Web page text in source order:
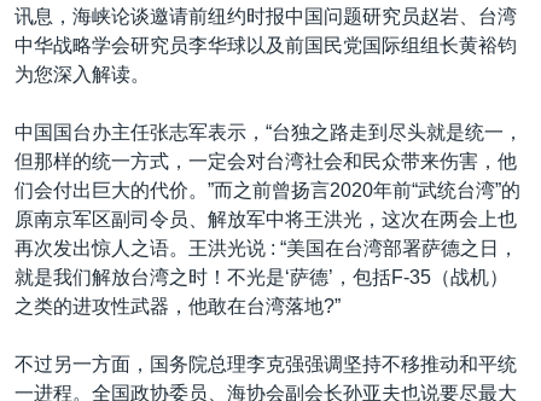
台海两岸关系
南中国海争端
关注新疆
GEN Z 看美国
其他语言网站
讯息，海峡论谈邀请前纽约时报中国问题研究员赵岩、台湾
中华战略学会研究员李华球以及前国民党国际组组长黄裕钧
为您深入解读。
中国国台办主任张志军表示，“台独之路走到尽头就是统一，
但那样的统一方式，一定会对台湾社会和民众带来伤害，他
们会付出巨大的代价。”而之前曾扬言2020年前“武统台湾”的
原南京军区副司令员、解放军中将王洪光，这次在两会上也
再次发出惊人之语。王洪光说 : “美国在台湾部署萨德之日，
就是我们解放台湾之时！不光是‘萨德’，包括F-35（战机）
之类的进攻性武器，他敢在台湾落地?”
不过另一方面，国务院总理李克强强调坚持不移推动和平统
一进程。全国政协委员、海协会副会长孙亚夫也说要尽最大